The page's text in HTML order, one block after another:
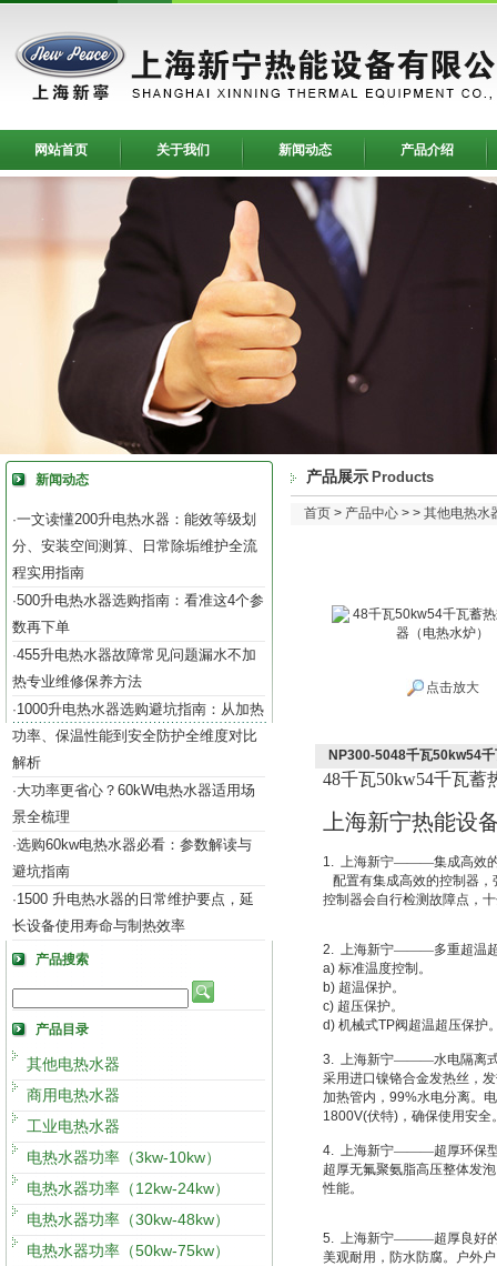
网站首页 关于我们 新闻动态 产品介绍
新闻动态
·一文读懂200升电热水器：能效等级划
分、安装空间测算、日常除垢维护全流
程实用指南
·500升电热水器选购指南：看准这4个参
数再下单
·455升电热水器故障常见问题漏水不加
热专业维修保养方法
·1000升电热水器选购避坑指南：从加热
功率、保温性能到安全防护全维度对比
解析
·大功率更省心？60kW电热水器适用场
景全梳理
·选购60kw电热水器必看：参数解读与
避坑指南
·1500 升电热水器的日常维护要点，延
长设备使用寿命与制热效率
产品搜索
产品目录
其他电热水器
商用电热水器
工业电热水器
电热水器功率（3kw-10kw）
电热水器功率（12kw-24kw）
电热水器功率（30kw-48kw）
电热水器功率（50kw-75kw）
产品展示 Products
首页 > 产品中心 > > 其他电热水
点击放大
NP300-5048千瓦50kw54
48千瓦50kw54千瓦蓄
上海新宁热能设
1. 上海新宁———集成高效
配置有集成高效的控制器
控制器会自行检测故障点，
2. 上海新宁———多重超温
a) 标准温度控制。
b) 超温保护。
c) 超压保护。
d) 机械式TP阀超温超压保护
3. 上海新宁———水电隔离
采用进口镍铬合金发热丝，
加热管内， 99%水电分离。
1800V(伏特) ，确保使用安全
4. 上海新宁———超厚环保型
超厚无氟聚氨脂高压整体发
性能。
5. 上海新宁———超厚良好
美观耐用，防水防腐。户外